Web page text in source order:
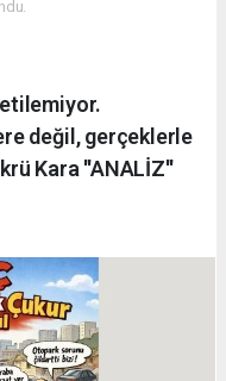
değil, gerçeklerle
Kara ''ANALİZ''